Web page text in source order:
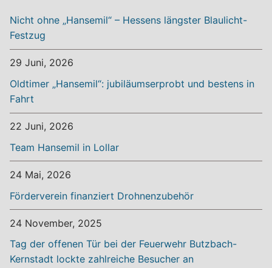
Nicht ohne „Hansemil“ – Hessens längster Blaulicht-
Festzug
29 Juni, 2026
Oldtimer „Hansemil“: jubiläumserprobt und bestens in
Fahrt
22 Juni, 2026
Team Hansemil in Lollar
24 Mai, 2026
Förderverein finanziert Drohnenzubehör
24 November, 2025
Tag der offenen Tür bei der Feuerwehr Butzbach-
Kernstadt lockte zahlreiche Besucher an